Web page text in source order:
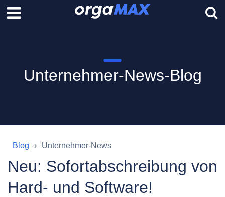
Unternehmer-News-Blog
Blog Unternehmer-News
Neu: Sofortabschreibung von
Hard- und Software!